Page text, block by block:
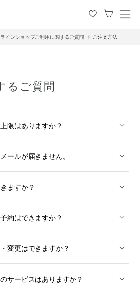
メ
ラインショップご利用に関するご質問 ご注文方法
るご質問
限はありますか？
ールが届きません。
ますか？
約はできますか？
変更はできますか？
サービスはありますか？